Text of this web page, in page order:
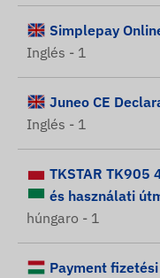
Simplepay
Inglés - 1
Juneo CE
Inglés - 1
TKSTAR TK905
és használati
húngaro - 1
Payment